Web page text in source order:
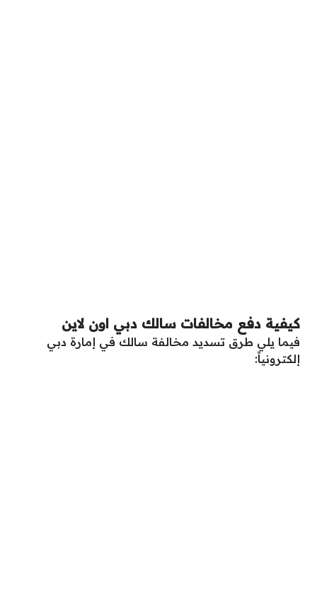
كيفية دفع مخالفات سالك دبي اون لاين
فيما يلي طرق تسديد مخالفة سالك في إمارة دبي
إلكترونياً: